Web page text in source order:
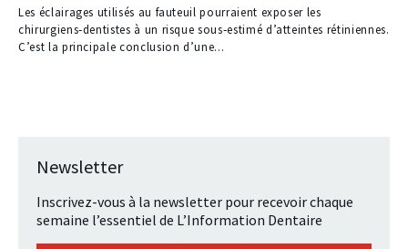
Les éclairages utilisés au fauteuil pourraient exposer les
chirurgiens‑dentistes à un risque sous‑estimé d’atteintes rétiniennes.
C’est la principale conclusion d’une...
Newsletter
Inscrivez-vous à la newsletter pour recevoir chaque
semaine l’essentiel de L’Information Dentaire